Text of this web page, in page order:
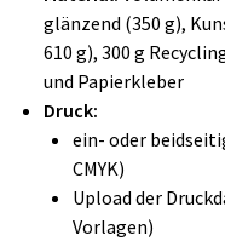
glänzend (350 g),
610 g), 300 g
und Papierkleber
Druck:
ein- oder
CMYK)
Upload der
Vorlagen)